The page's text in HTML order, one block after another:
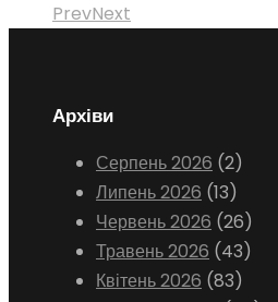
PrevNext
Архіви
Серпень 2026 (2)
Липень 2026 (13)
Червень 2026 (26)
Травень 2026 (43)
Квітень 2026 (83)